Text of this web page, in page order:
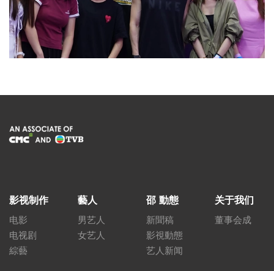
影视制作
电影
电视剧
綜藝
藝人
男艺人
女艺人
邵 動態
新聞稿
影視動態
艺人新闻
关于我们
董事会成